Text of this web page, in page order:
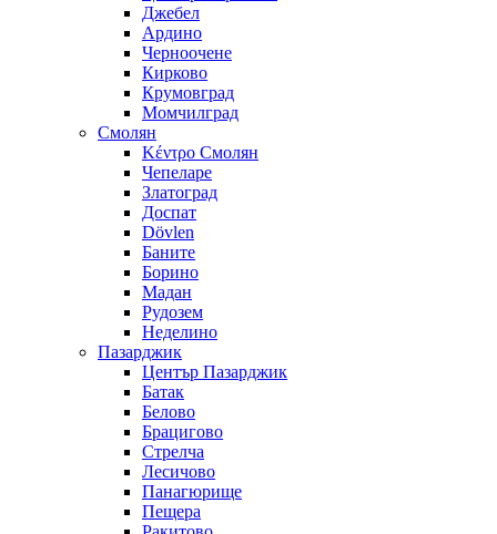
Джебел
Ардино
Черноочене
Кирково
Крумовград
Момчилград
Смолян
Κέντρο Смолян
Чепеларе
Златоград
Доспат
Dövlen
Баните
Борино
Мадан
Рудозем
Неделино
Пазарджик
Център Пазарджик
Батак
Белово
Брацигово
Стрелча
Лесичово
Панагюрище
Пещера